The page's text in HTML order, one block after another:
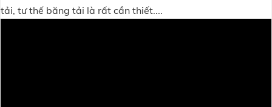
tải, tư thế băng tải là rất cần thiết....